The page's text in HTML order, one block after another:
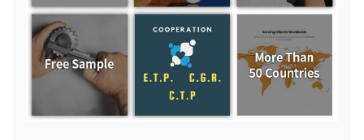
1015523
التشغيل
الكوكبية
ZAX450-3
K9000802
أسلحة
التشغيل
الكوكبية
DX300